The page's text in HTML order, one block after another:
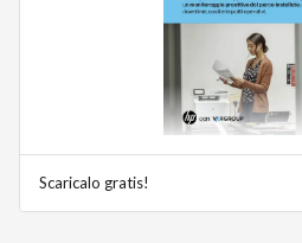
Scaricalo gratis!